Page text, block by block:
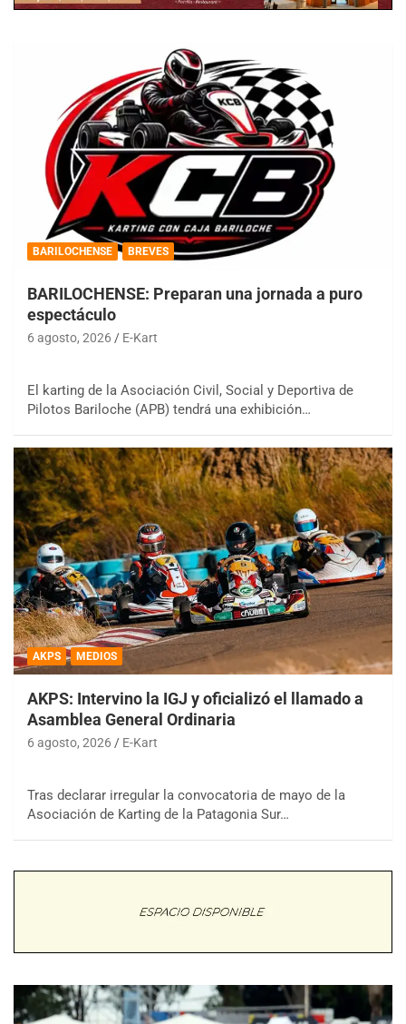
BARILOCHENSE BREVES
BARILOCHENSE: Preparan una jornada a puro
espectáculo
6 agosto, 2026 E-Kart
El karting de la Asociación Civil, Social y Deportiva de
Pilotos Bariloche (APB) tendrá una exhibición…
AKPS MEDIOS
AKPS: Intervino la IGJ y oficializó el llamado a
Asamblea General Ordinaria
6 agosto, 2026 E-Kart
Tras declarar irregular la convocatoria de mayo de la
Asociación de Karting de la Patagonia Sur…